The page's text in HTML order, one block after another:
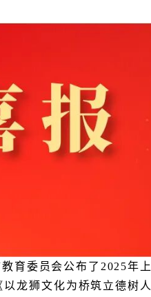
育委员会公布了2025年
龙狮文化为桥筑立德树